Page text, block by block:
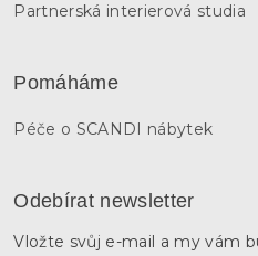
Partnerská interierová studia
Pomáháme
Péče o SCANDI nábytek
Odebírat newsletter
Vložte svůj e-mail a my vám